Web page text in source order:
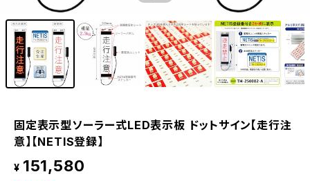
固定表示型ソーラー式LED表示板 ドットサイン【走行注
意】【NETIS登録】
¥ 151,580